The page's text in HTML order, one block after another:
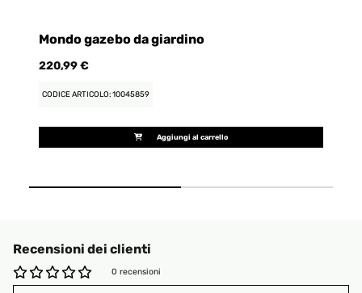
Mondo gazebo da giardino
220,99 €
CODICE ARTICOLO: 10045859
Aggiungi al carrello
Recensioni dei clienti
0 recensioni